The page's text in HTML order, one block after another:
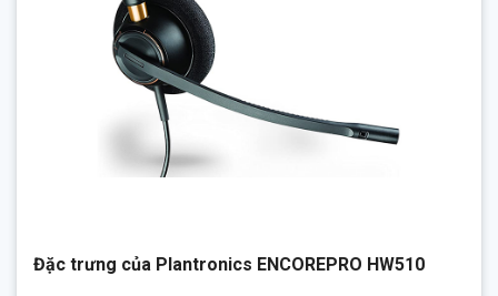
Đặc trưng của Plantronics ENCOREPRO HW510